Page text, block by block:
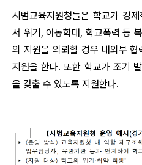
시범교육지원청들은 학교가 경
서 위기, 아동학대, 학교폭력 등
의 지원을 의뢰할 경우 내외부
지원을 한다. 또한 학교가 조기
을 갖출 수 있도록 지원한다.